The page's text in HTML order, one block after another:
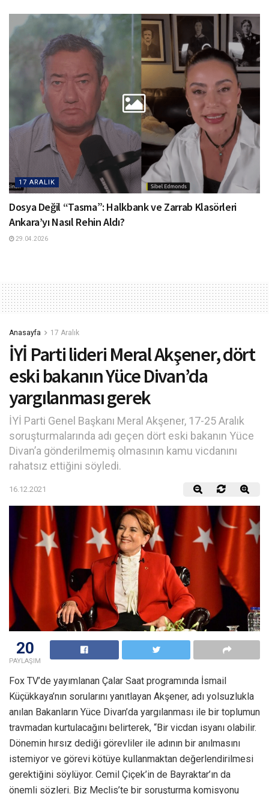
17 ARALIK
Dosya Değil “Tasma”: Halkbank ve Zarrab Klasörleri
Ankara’yı Nasıl Rehin Aldı?
29.04.2026
Anasayfa 17 Aralık
İYİ Parti lideri Meral Akşener, dört
eski bakanın Yüce Divan’da
yargılanması gerek
İYİ Parti Genel Başkanı Meral Akşener, 17-25 Aralık
soruşturmalarında adı geçen dört eski bakanın Yüce
Divan’a gönderilmemiş olmasının kamu vicdanını
rahatsız ettiğini söyledi.
16.12.2021
20
PAYLAŞIM
Fox TV’de yayımlanan Çalar Saat programında İsmail
Küçükkaya’nın sorularını yanıtlayan Akşener, adı yolsuzlukla
anılan Bakanların Yüce Divan’da yargılanması ile bir toplumun
travmadan kurtulacağını belirterek, “Bir vicdan isyanı olabilir.
Dönemin hırsız dediği görevliler ile adının bir anılmasını
istemiyor ve görevi kötüye kullanmaktan değerlendirilmesi
gerektiğini söylüyor. Cemil Çiçek’in de Bayraktar’ın da
önemli sözleri. Biz Meclis’te bir soruşturma komisyonu